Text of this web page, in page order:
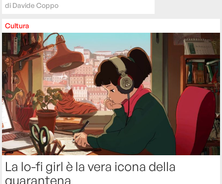
di Davide Coppo
Cultura
La lo-fi girl è la vera icona della
quarantena